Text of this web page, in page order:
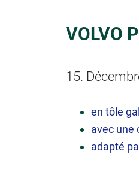
VOLVO
15.
en tôle
avec une
adapté